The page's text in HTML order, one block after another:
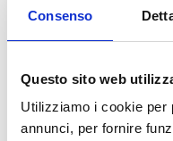
Consenso
Questo sito web
Utilizziamo i cookie per
annunci, per fornire